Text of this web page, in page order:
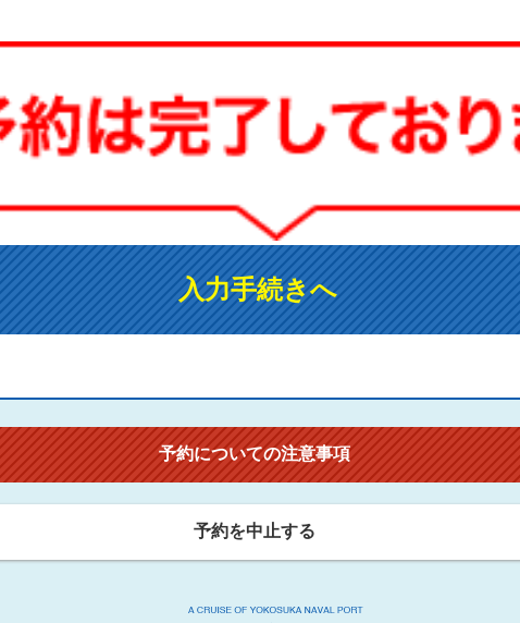
入力手続きへ
予約についての注意事項
予約を中止する